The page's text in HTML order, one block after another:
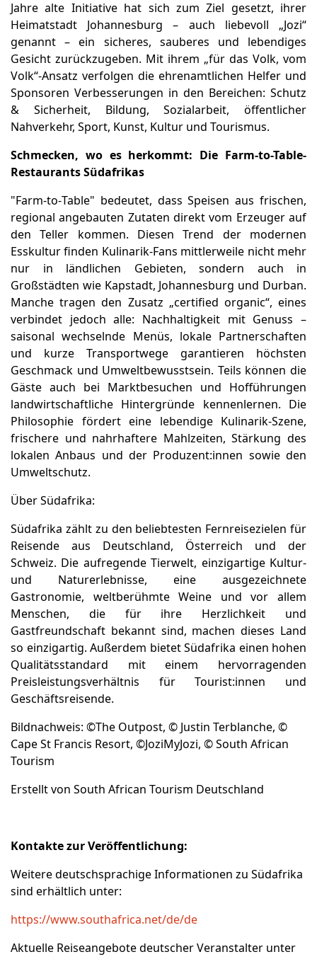
Jahre alte Initiative hat sich zum Ziel gesetzt, ihrer
Heimatstadt Johannesburg – auch liebevoll „Jozi“
genannt – ein sicheres, sauberes und lebendiges
Gesicht zurückzugeben. Mit ihrem „für das Volk, vom
Volk“-Ansatz verfolgen die ehrenamtlichen Helfer und
Sponsoren Verbesserungen in den Bereichen: Schutz
& Sicherheit, Bildung, Sozialarbeit, öffentlicher
Nahverkehr, Sport, Kunst, Kultur und Tourismus.
Schmecken, wo es herkommt: Die Farm-to-Table-
Restaurants Südafrikas
"Farm‑to‑Table" bedeutet, dass Speisen aus frischen,
regional angebauten Zutaten direkt vom Erzeuger auf
den Teller kommen. Diesen Trend der modernen
Esskultur finden Kulinarik-Fans mittlerweile nicht mehr
nur in ländlichen Gebieten, sondern auch in
Großstädten wie Kapstadt, Johannesburg und Durban.
Manche tragen den Zusatz „certified organic“, eines
verbindet jedoch alle: Nachhaltigkeit mit Genuss –
saisonal wechselnde Menüs, lokale Partnerschaften
und kurze Transportwege garantieren höchsten
Geschmack und Umweltbewusstsein. Teils können die
Gäste auch bei Marktbesuchen und Hofführungen
landwirtschaftliche Hintergründe kennenlernen. Die
Philosophie fördert eine lebendige Kulinarik‑Szene,
frischere und nahrhaftere Mahlzeiten, Stärkung des
lokalen Anbaus und der Produzent:innen sowie den
Umweltschutz.
Über Südafrika:
Südafrika zählt zu den beliebtesten Fernreisezielen für
Reisende aus Deutschland, Österreich und der
Schweiz. Die aufregende Tierwelt, einzigartige Kultur-
und Naturerlebnisse, eine ausgezeichnete
Gastronomie, weltberühmte Weine und vor allem
Menschen, die für ihre Herzlichkeit und
Gastfreundschaft bekannt sind, machen dieses Land
so einzigartig. Außerdem bietet Südafrika einen hohen
Qualitätsstandard mit einem hervorragenden
Preisleistungsverhältnis für Tourist:innen und
Geschäftsreisende.
Bildnachweis: ©The Outpost, © Justin Terblanche, ©
Cape St Francis Resort, ©JoziMyJozi, © South African
Tourism
Erstellt von South African Tourism Deutschland
Kontakte zur Veröffentlichung:
Weitere deutschsprachige Informationen zu Südafrika
sind erhältlich unter:
https://www.southafrica.net/de/de
Aktuelle Reiseangebote deutscher Veranstalter unter